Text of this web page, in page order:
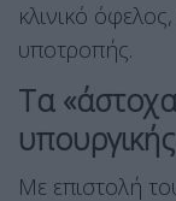
κλινικό
υποτροπής.
Τα
Με επιστολή